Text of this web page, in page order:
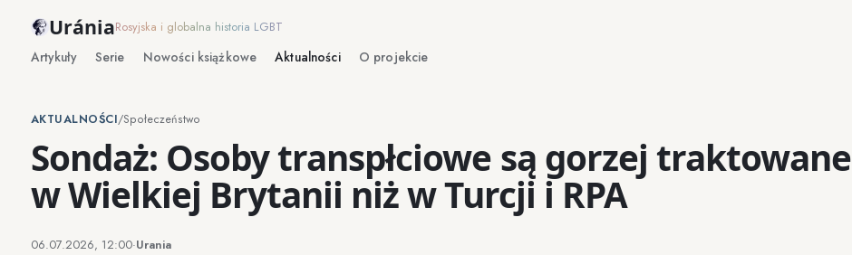
UrániaRosyjska i globalna historia LGBT
Artykuły Serie Nowości książkowe Aktualności O projekcie
AKTUALNOŚCI/Społeczeństwo
Sondaż: Osoby transpłciowe są gorzej traktowane
w Wielkiej Brytanii niż w Turcji i RPA
06.07.2026, 12:00·Urania